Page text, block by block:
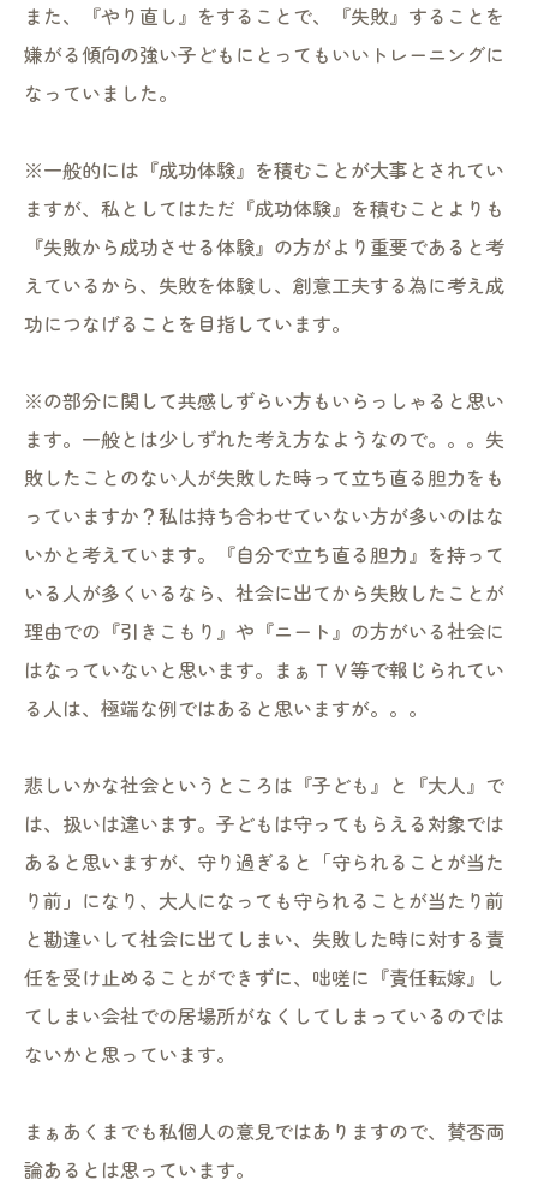
また、『やり直し』をすることで、『失敗』することを
嫌がる傾向の強い子どもにとってもいいトレーニングに
なっていました。
※一般的には『成功体験』を積むことが大事とされてい
ますが、私としてはただ『成功体験』を積むことよりも
『失敗から成功させる体験』の方がより重要であると考
えているから、失敗を体験し、創意工夫する為に考え成
功につなげることを目指しています。
※の部分に関して共感しずらい方もいらっしゃると思い
ます。一般とは少しずれた考え方なようなので。。。失
敗したことのない人が失敗した時って立ち直る胆力をも
っていますか？私は持ち合わせていない方が多いのはな
いかと考えています。『自分で立ち直る胆力』を持って
いる人が多くいるなら、社会に出てから失敗したことが
理由での『引きこもり』や『ニート』の方がいる社会に
はなっていないと思います。まぁＴＶ等で報じられてい
る人は、極端な例ではあると思いますが。。。
悲しいかな社会というところは『子ども』と『大人』で
は、扱いは違います。子どもは守ってもらえる対象では
あると思いますが、守り過ぎると「守られることが当た
り前」になり、大人になっても守られることが当たり前
と勘違いして社会に出てしまい、失敗した時に対する責
任を受け止めることができずに、咄嗟に『責任転嫁』し
てしまい会社での居場所がなくしてしまっているのでは
ないかと思っています。
まぁあくまでも私個人の意見ではありますので、賛否両
論あるとは思っています。